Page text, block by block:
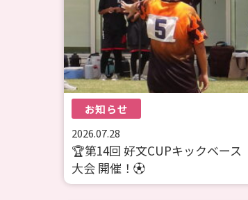
お知らせ
2026.07.28
🏆第14回 好文CUPキックベース
大会 開催！⚽